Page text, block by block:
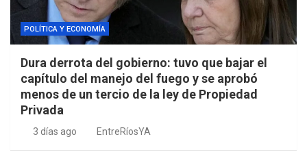
POLÍTICA Y ECONOMÍA
Dura derrota del gobierno: tuvo que bajar el
capítulo del manejo del fuego y se aprobó
menos de un tercio de la ley de Propiedad
Privada
3 días ago EntreRíosYA